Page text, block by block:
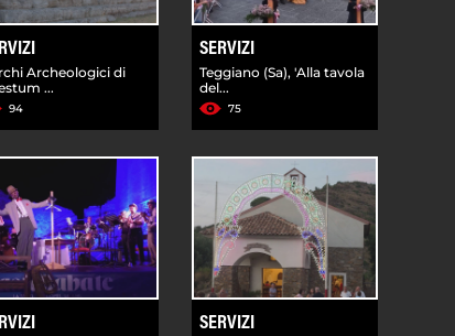
Archeologici di
...
94
SERVIZI
Teggiano (Sa), 'Alla tavola
del...
75
SERVIZI